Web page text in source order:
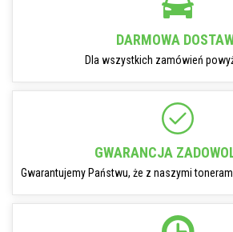
DARMOWA
Dla wszystkich zamówień
GWARANCJA
Gwarantujemy Państwu, że z naszymi